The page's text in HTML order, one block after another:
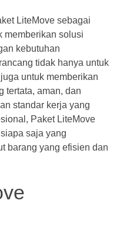
LiteMove sebagai
memberikan solusi
kebutuhan
tidak hanya untuk
untuk memberikan
tertata, aman, dan
standar kerja yang
Paket LiteMove
saja yang
barang yang efisien dan